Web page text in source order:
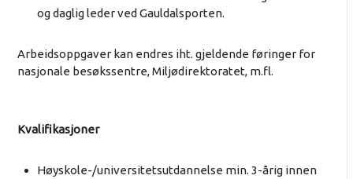
og daglig leder ved Gauldalsporten.
Arbeidsoppgaver kan endres iht. gjeldende føringer for
nasjonale besøkssentre, Miljødirektoratet, m.fl.
Kvalifikasjoner
Høyskole-/universitetsutdannelse min. 3-årig innen